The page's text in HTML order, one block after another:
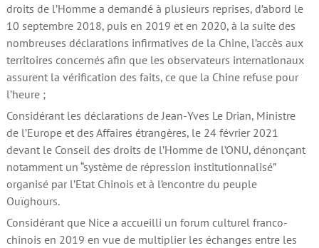
droits de l’Homme a demandé à plusieurs reprises, d’abord le
10 septembre 2018, puis en 2019 et en 2020, à la suite des
nombreuses déclarations infirmatives de la Chine, l’accès aux
territoires concernés afin que les observateurs internationaux
assurent la vérification des faits, ce que la Chine refuse pour
l’heure ;
Considérant les déclarations de Jean-Yves Le Drian, Ministre
de l’Europe et des Affaires étrangères, le 24 février 2021
devant le Conseil des droits de l’Homme de l’ONU, dénonçant
notamment un “système de répression institutionnalisé”
organisé par l’Etat Chinois et à l’encontre du peuple
Ouïghours.
Considérant que Nice a accueilli un forum culturel franco-
chinois en 2019 en vue de multiplier les échanges entre les